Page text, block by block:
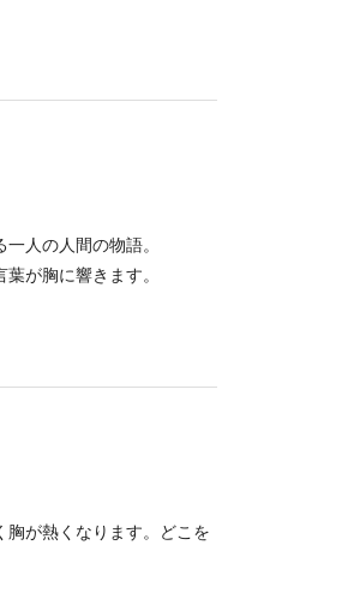
人の人間の物語。
が胸に響きます。
が熱くなります。どこを